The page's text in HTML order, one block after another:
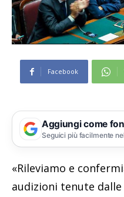
Facebook
Aggiungi come
Seguici più facilmente
«Rileviamo e
audizioni tenute